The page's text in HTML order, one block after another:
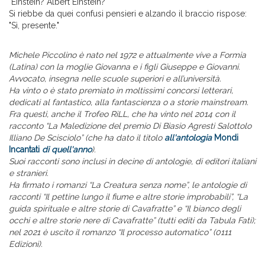
Si riebbe da quei confusi pensieri e alzando il braccio rispose:
"Sì, presente."
Michele Piccolino è nato nel 1972 e attualmente vive a Formia
(Latina) con la moglie Giovanna e i figli Giuseppe e Giovanni.
Avvocato, insegna nelle scuole superiori e all’università.
Ha vinto o è stato premiato in moltissimi concorsi letterari,
dedicati al fantastico, alla fantascienza o a storie mainstream.
Fra questi, anche il Trofeo RiLL, che ha vinto nel 2014 con il
racconto “La Maledizione del premio Di Biasio Agresti Salottolo
Illiano De Scisciolo” (che ha dato il titolo all'antologia Mondi
Incantati di quell'anno).
Suoi racconti sono inclusi in decine di antologie, di editori italiani
e stranieri.
Ha firmato i romanzi “La Creatura senza nome”, le antologie di
racconti “Il pettine lungo il fiume e altre storie improbabili”, “La
guida spirituale e altre storie di Cavafratte” e “Il bianco degli
occhi e altre storie nere di Cavafratte” (tutti editi da Tabula Fati);
nel 2021 è uscito il romanzo “Il processo automatico” (0111
Edizioni).